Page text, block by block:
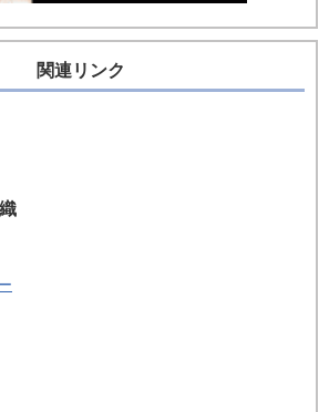
関連リンク